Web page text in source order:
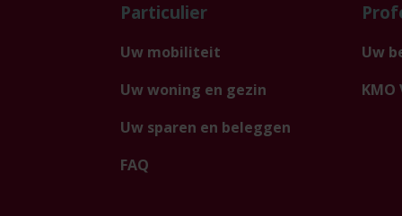
Particulier
Uw mobiliteit
Uw woning en gezin
Uw sparen en beleggen
FAQ
Uw